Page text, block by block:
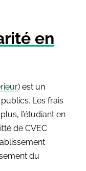
en
) est un
Les frais
l’étudiant en
de CVEC
du